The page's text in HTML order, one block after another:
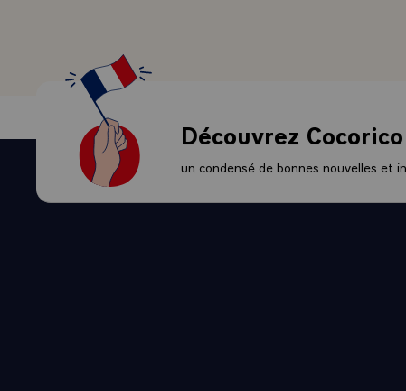
Il faut dire
que
- J'en ai
Pour moi
que les
le mérite
Découvrez Cocorico
un condensé de bonnes nouvelles et